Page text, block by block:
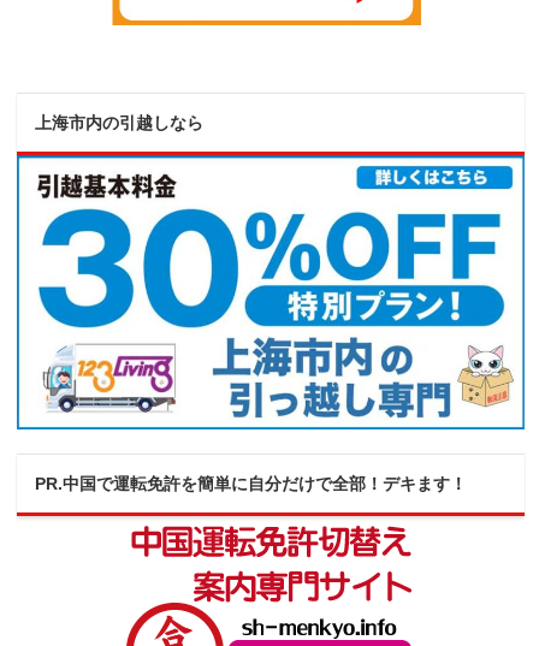
上海市内の引越しなら
PR.中国で運転免許を簡単に自分だけで全部！デキます！